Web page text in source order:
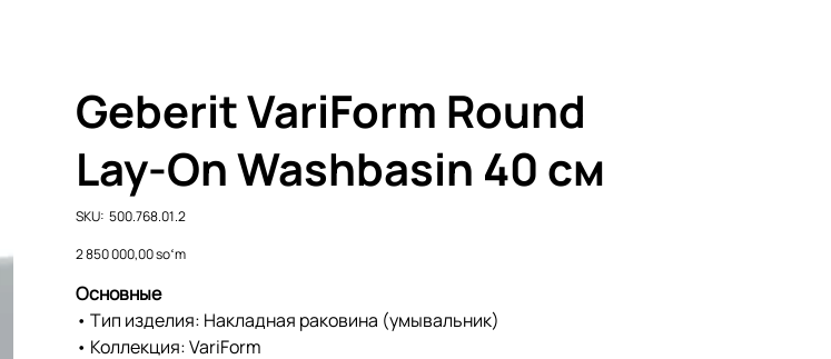
Geberit VariForm Round
Lay-On Washbasin 40 см
SKU: SKU
500.768.01.2
500.768.01.2
Price
2 850 000,00 soʻm
Основные
• Тип изделия: Накладная раковина (умывальник)
• Коллекция: VariForm